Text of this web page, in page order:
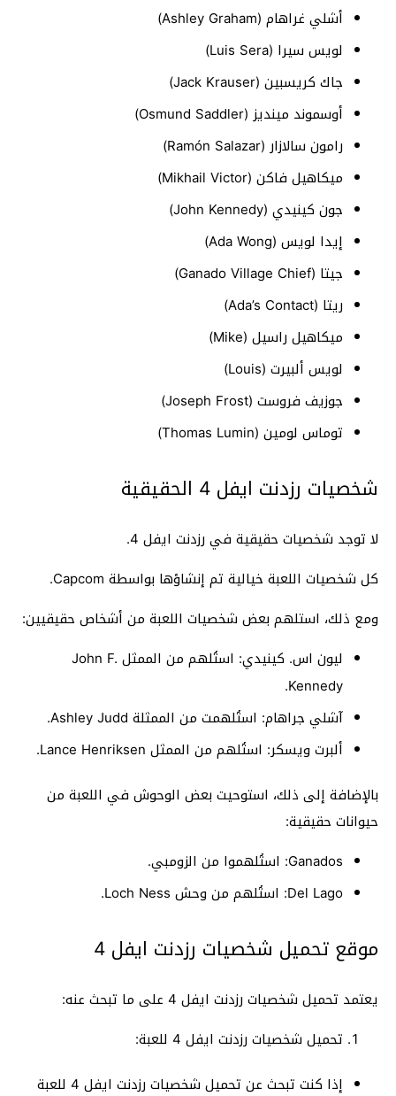
أشلي غراهام (Ashley Graham)
لويس سيرا (Luis Sera)
جاك كريسبين (Jack Krauser)
أوسموند مينديز (Osmund Saddler)
رامون سالازار (Ramón Salazar)
ميكاهيل فاكن (Mikhail Victor)
جون كينيدي (John Kennedy)
إيدا لويس (Ada Wong)
جيتا (Ganado Village Chief)
ريتا (Ada’s Contact)
ميكاهيل راسيل (Mike)
لويس ألبيرت (Louis)
جوزيف فروست (Joseph Frost)
توماس لومين (Thomas Lumin)
شخصيات رزدنت ايفل 4 الحقيقية
لا توجد شخصيات حقيقية في رزدنت ايفل 4.
كل شخصيات اللعبة خيالية تم إنشاؤها بواسطة Capcom.
ومع ذلك، استلهم بعض شخصيات اللعبة من أشخاص حقيقيين:
ليون اس. كينيدي: استُلهم من الممثل John F.
Kennedy.
آشلي جراهام: استُلهمت من الممثلة Ashley Judd.
ألبرت ويسكر: استُلهم من الممثل Lance Henriksen.
بالإضافة إلى ذلك، استوحيت بعض الوحوش في اللعبة من
حيوانات حقيقية:
Ganados: استُلهموا من الزومبي.
Del Lago: استُلهم من وحش Loch Ness.
موقع تحميل شخصيات رزدنت ايفل 4
يعتمد تحميل شخصيات رزدنت ايفل 4 على ما تبحث عنه:
تحميل شخصيات رزدنت ايفل 4 للعبة:
إذا كنت تبحث عن تحميل شخصيات رزدنت ايفل 4 للعبة